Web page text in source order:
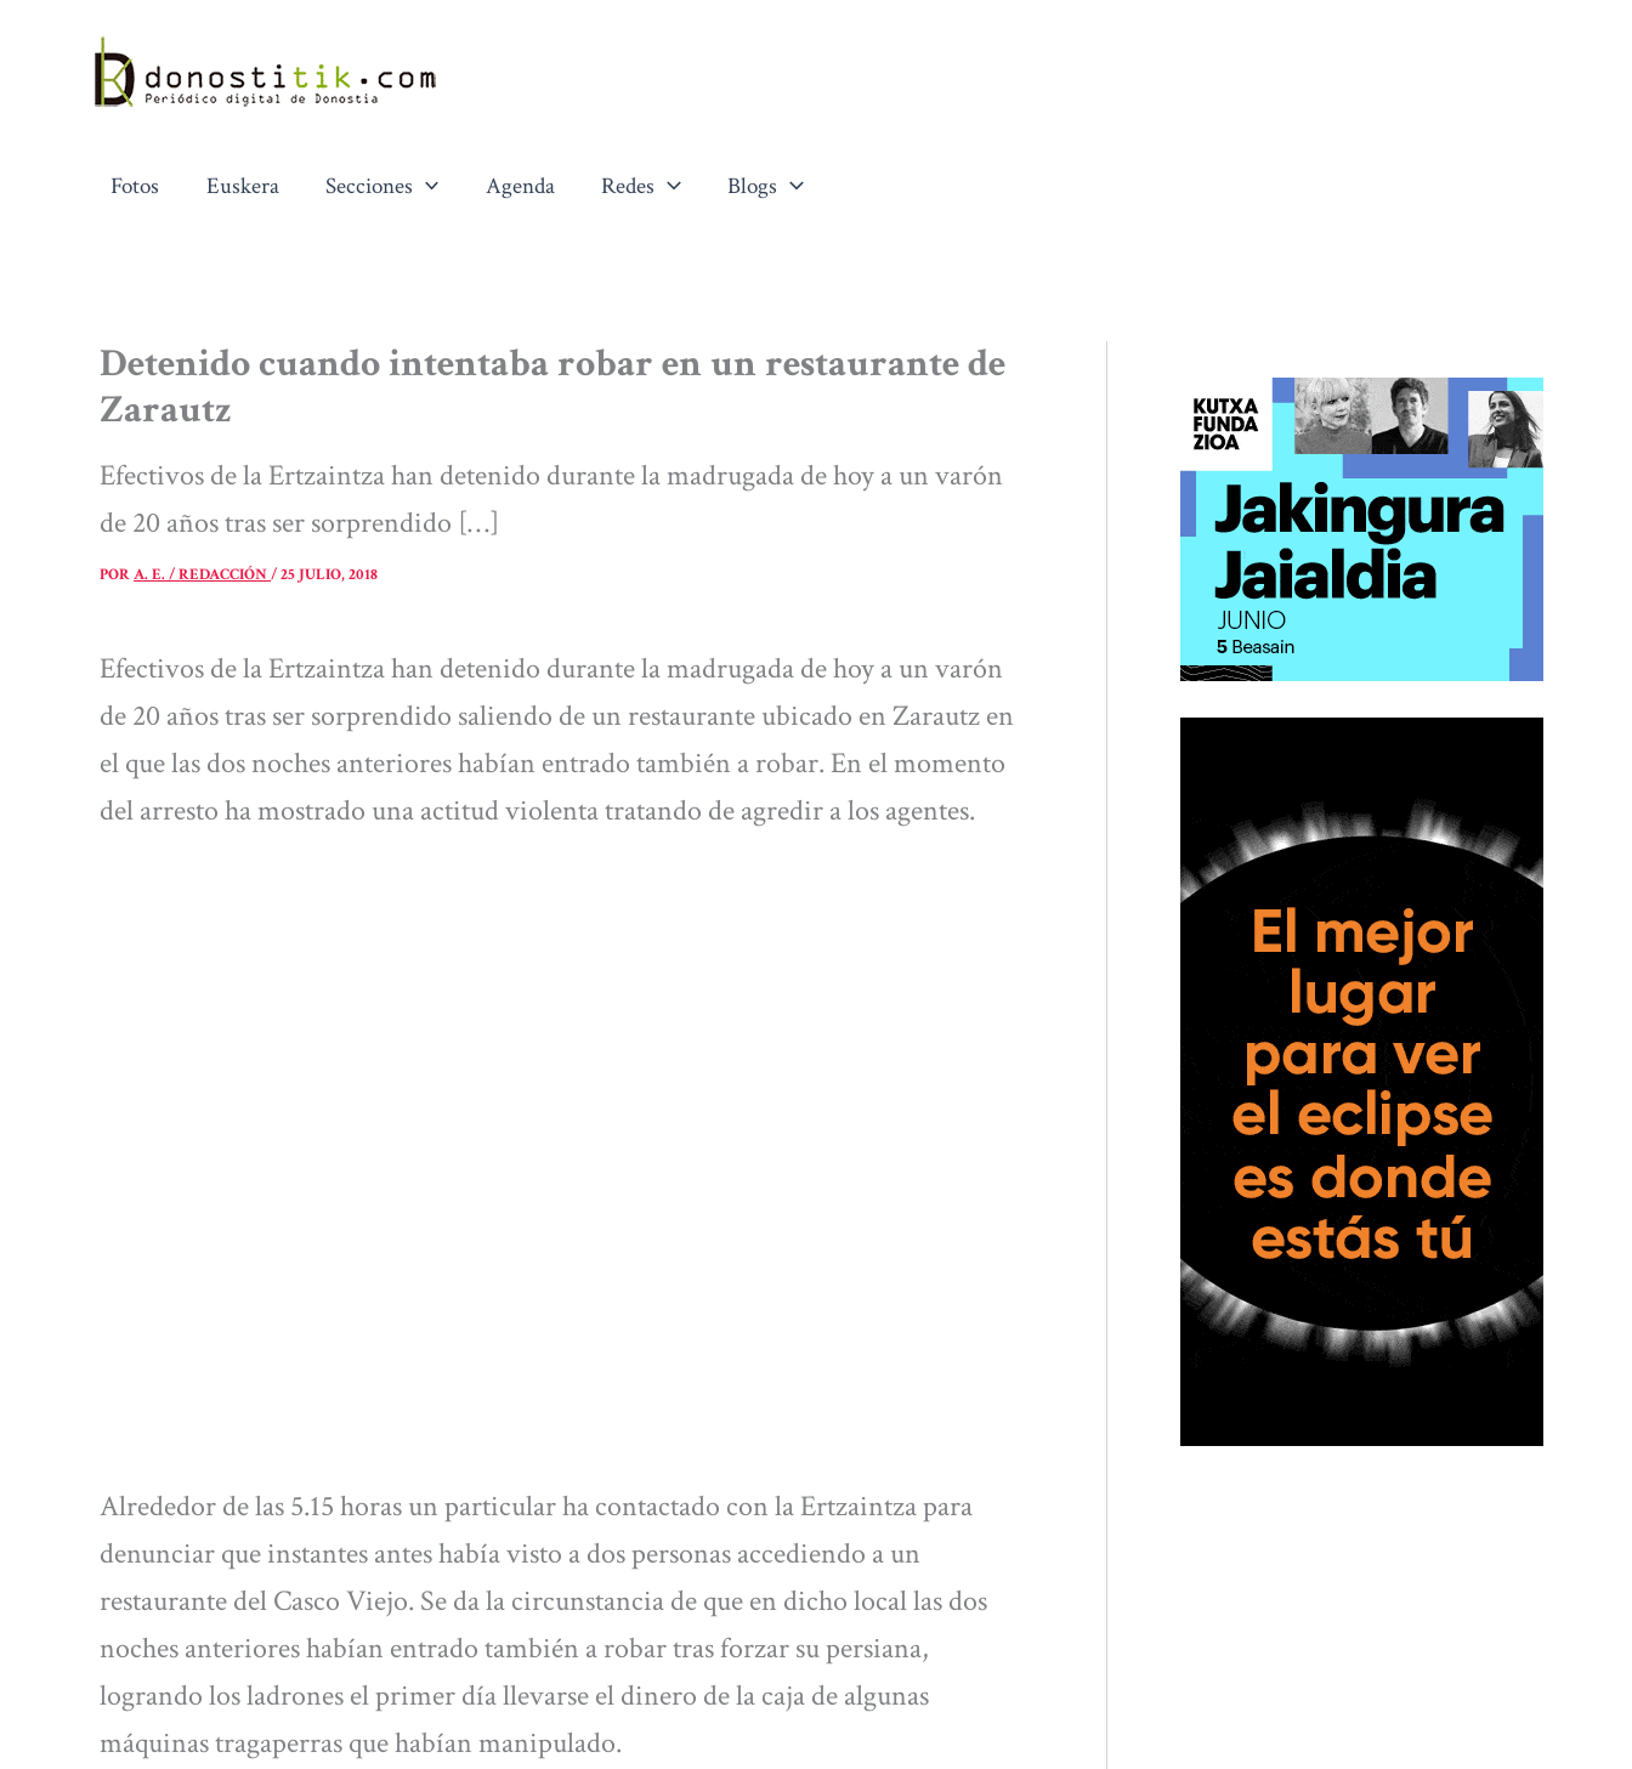
contenido
Fotos Euskera Secciones Agenda Redes Blogs
Detenido cuando intentaba robar en un restaurante de
Zarautz
Efectivos de la Ertzaintza han detenido durante la madrugada de hoy a un varón
de 20 años tras ser sorprendido […]
PORA. E. / REDACCIÓN/25 JULIO, 2018
Efectivos de la Ertzaintza han detenido durante la madrugada de hoy a un varón
de 20 años tras ser sorprendido saliendo de un restaurante ubicado en Zarautz en
el que las dos noches anteriores habían entrado también a robar. En el momento
del arresto ha mostrado una actitud violenta tratando de agredir a los agentes.
Alrededor de las 5.15 horas un particular ha contactado con la Ertzaintza para
denunciar que instantes antes había visto a dos personas accediendo a un
restaurante del Casco Viejo. Se da la circunstancia de que en dicho local las dos
noches anteriores habían entrado también a robar tras forzar su persiana,
logrando los ladrones el primer día llevarse el dinero de la caja de algunas
máquinas tragaperras que habían manipulado.